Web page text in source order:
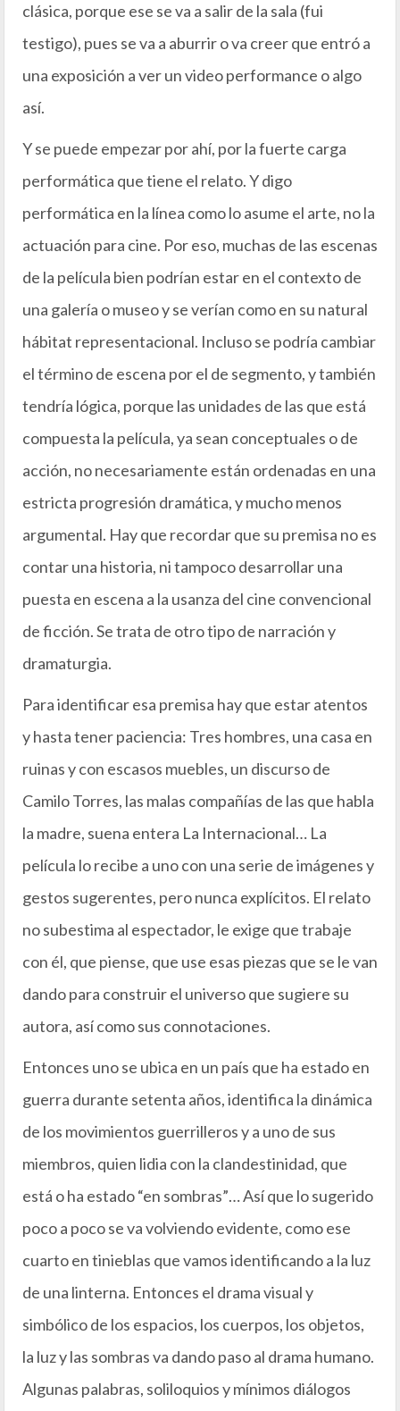
clásica, porque ese se va a salir de la sala (fui
testigo), pues se va a aburrir o va creer que entró a
una exposición a ver un video performance o algo
así.
Y se puede empezar por ahí, por la fuerte carga
performática que tiene el relato. Y digo
performática en la línea como lo asume el arte, no la
actuación para cine. Por eso, muchas de las escenas
de la película bien podrían estar en el contexto de
una galería o museo y se verían como en su natural
hábitat representacional. Incluso se podría cambiar
el término de escena por el de segmento, y también
tendría lógica, porque las unidades de las que está
compuesta la película, ya sean conceptuales o de
acción, no necesariamente están ordenadas en una
estricta progresión dramática, y mucho menos
argumental. Hay que recordar que su premisa no es
contar una historia, ni tampoco desarrollar una
puesta en escena a la usanza del cine convencional
de ficción. Se trata de otro tipo de narración y
dramaturgia.
Para identificar esa premisa hay que estar atentos
y hasta tener paciencia: Tres hombres, una casa en
ruinas y con escasos muebles, un discurso de
Camilo Torres, las malas compañías de las que habla
la madre, suena entera La Internacional… La
película lo recibe a uno con una serie de imágenes y
gestos sugerentes, pero nunca explícitos. El relato
no subestima al espectador, le exige que trabaje
con él, que piense, que use esas piezas que se le van
dando para construir el universo que sugiere su
autora, así como sus connotaciones.
Entonces uno se ubica en un país que ha estado en
guerra durante setenta años, identifica la dinámica
de los movimientos guerrilleros y a uno de sus
miembros, quien lidia con la clandestinidad, que
está o ha estado “en sombras”… Así que lo sugerido
poco a poco se va volviendo evidente, como ese
cuarto en tinieblas que vamos identificando a la luz
de una linterna. Entonces el drama visual y
simbólico de los espacios, los cuerpos, los objetos,
la luz y las sombras va dando paso al drama humano.
Algunas palabras, soliloquios y mínimos diálogos